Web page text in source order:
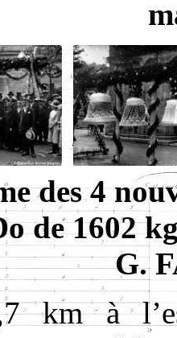
des 4
de 1602
G.
km à